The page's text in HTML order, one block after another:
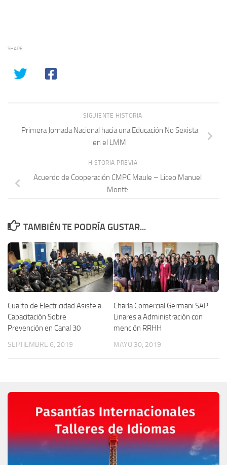
SHARE
SIGUIENTE HISTORIA
Primera Jornada Nacional hacia una Educación No Sexista
en el LMM
HISTORIA PREVIA
Acuerdo de Cooperación CMPC Maule – Liceo Manuel
Montt:
TAMBIÉN TE PODRÍA GUSTAR...
Cuarto de Electricidad Asiste a
Capacitación Sobre
Prevención en Canal 30
SEPTIEMBRE 6, 2019
Charla Comercial Germani SAP
Linares a Administración con
mención RRHH
MAYO 30, 2019